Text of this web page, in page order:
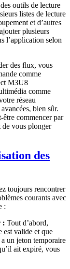
outils de lecture
listes de lecture
et d’autres
plusieurs
l’application selon
des flux, vous
comme
M3U8
comme
réseau
bien sûr.
être commencer par
vous plonger
des
toujours rencontrer
courants avec
:
: Tout d’abord,
est valide et que
un jeton temporaire
ait expiré, vous